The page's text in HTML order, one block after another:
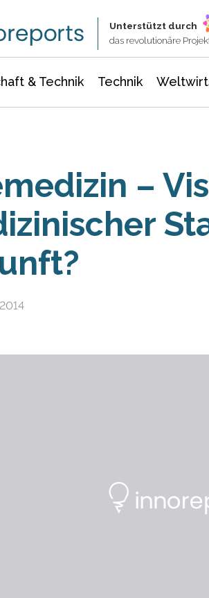
Unterstützt durch
das revolutionäre
& Technik Technik
–